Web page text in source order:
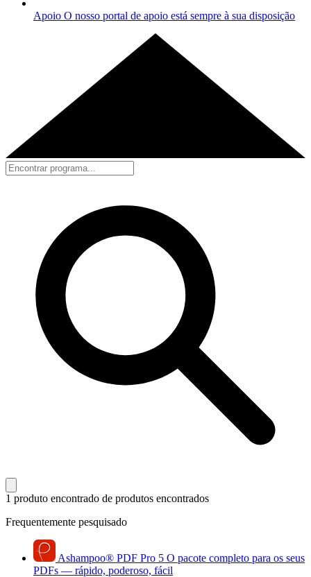
Apoio O nosso portal de apoio está sempre à sua disposição
1 produto encontrado de produtos encontrados
Frequentemente pesquisado
Ashampoo® PDF Pro 5 O pacote completo para os seus
PDFs — rápido, poderoso, fácil